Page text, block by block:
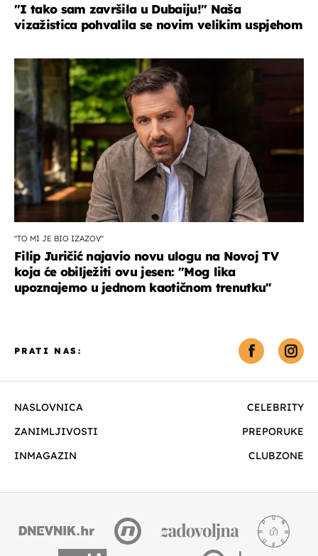
"I tako sam završila u Dubaiju!" Naša
vizažistica pohvalila se novim velikim uspjehom
''TO MI JE BIO IZAZOV''
Filip Juričić najavio novu ulogu na Novoj TV
koja će obilježiti ovu jesen: ''Mog lika
upoznajemo u jednom kaotičnom trenutku''
NASLOVNICA
CELEBRITY
ZANIMLJIVOSTI
PREPORUKE
INMAGAZIN
CLUBZONE
PRATI NAS: